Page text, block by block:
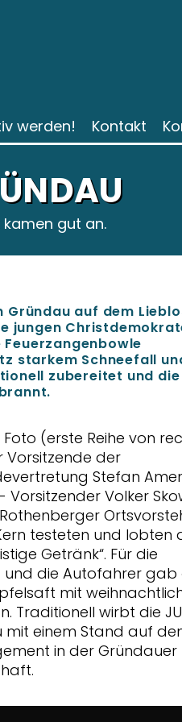
werden! Kontakt
gut an.
Gründau auf dem
jungen
starkem Schneefall
zubereitet und die
(erste Reihe von
Vorsitzende der
Stefan
Vorsitzender Volker
testeten und lobten
Getränk“. Für die
und die Autofahrer gab
mit
Traditionell wirbt die
mit einem Stand auf
in der Gründauer